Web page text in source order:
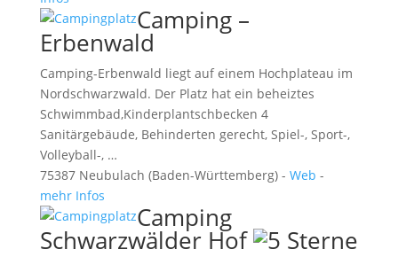
Camping –
Erbenwald
Camping-Erbenwald liegt auf einem Hochplateau im
Nordschwarzwald. Der Platz hat ein beheiztes
Schwimmbad,Kinderplantschbecken 4
Sanitärgebäude, Behinderten gerecht, Spiel-, Sport-,
Volleyball-, …
75387 Neubulach (Baden-Württemberg) - Web -
mehr Infos
Camping
Schwarzwälder Hof